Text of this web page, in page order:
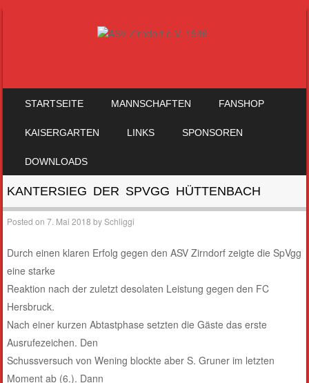
STARTSEITE MANNSCHAFTEN FANSHOP
KAISERGARTEN LINKS SPONSOREN
DOWNLOADS
KANTERSIEG DER SPVGG HÜTTENBACH
Posted on7. Mai 2018 bySchliggi
Durch einen klaren Erfolg gegen den ASV Zirndorf zeigte die SpVgg
eine starke
Reaktion nach der zuletzt desolaten Leistung gegen den FC
Hersbruck.
Nach einer kurzen Abtastphase setzten die Gäste das erste
Ausrufezeichen. Den
Schussversuch von Wening blockte aber S. Gruner im letzten
Moment ab (6.). Dann